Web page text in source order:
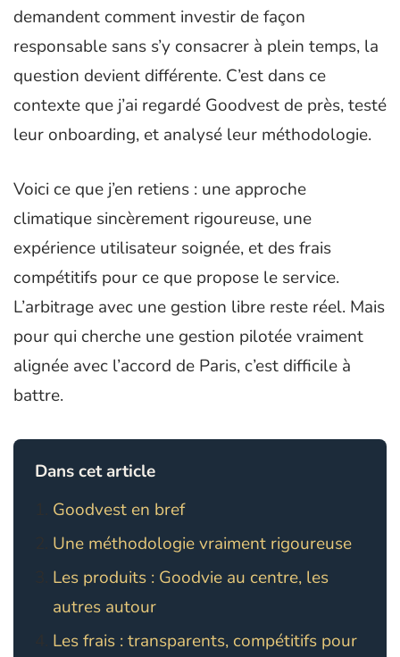
demandent comment investir de façon
responsable sans s’y consacrer à plein temps, la
question devient différente. C’est dans ce
contexte que j’ai regardé Goodvest de près, testé
leur onboarding, et analysé leur méthodologie.
Voici ce que j’en retiens : une approche
climatique sincèrement rigoureuse, une
expérience utilisateur soignée, et des frais
compétitifs pour ce que propose le service.
L’arbitrage avec une gestion libre reste réel. Mais
pour qui cherche une gestion pilotée vraiment
alignée avec l’accord de Paris, c’est difficile à
battre.
Dans cet article
Goodvest en bref
Une méthodologie vraiment rigoureuse
Les produits : Goodvie au centre, les
autres autour
Les frais : transparents, compétitifs pour